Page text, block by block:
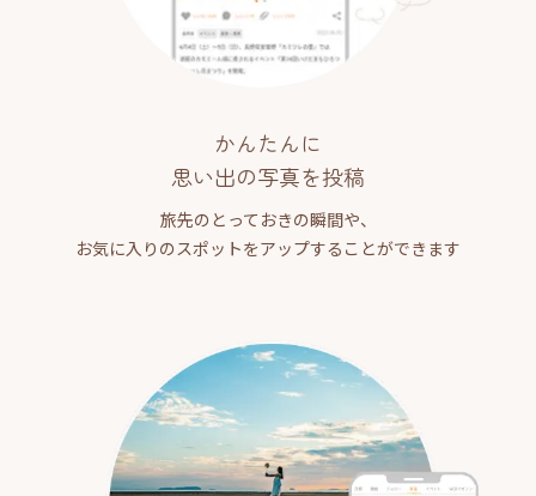
かんたんに
思い出の写真を投稿
旅先のとっておきの瞬間や、
お気に入りのスポットをアップすることができます